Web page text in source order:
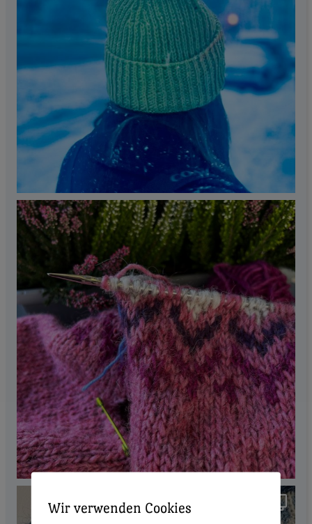
Wir verwenden Cookies